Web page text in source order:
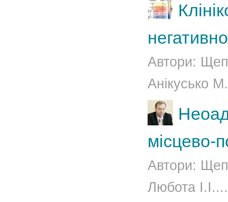
Автори:
Анікусько
місцево-
Автори:
Любота